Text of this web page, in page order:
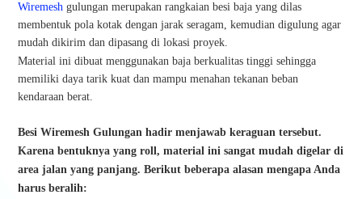
Wiremesh gulungan merupakan rangkaian besi baja yang dilas
membentuk pola kotak dengan jarak seragam, kemudian digulung agar
mudah dikirim dan dipasang di lokasi proyek.
Material ini dibuat menggunakan baja berkualitas tinggi sehingga
memiliki daya tarik kuat dan mampu menahan tekanan beban
kendaraan berat.
Besi Wiremesh Gulungan hadir menjawab keraguan tersebut.
Karena bentuknya yang roll, material ini sangat mudah digelar di
area jalan yang panjang. Berikut beberapa alasan mengapa Anda
harus beralih: